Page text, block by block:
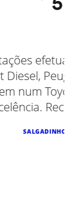
em Ford,
Smart
Sempre
D'AGUA